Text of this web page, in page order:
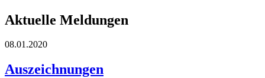
Aktuelle Meldungen
08.01.2020
Auszeichnungen